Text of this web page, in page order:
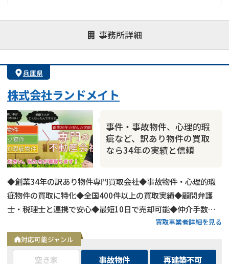
事務所詳細
対応が親身 オンライン面談可能
レスポンスが早い
1億円以上の買取可
兵庫県
株式会社ランドメイト
事件・事故物件、心理的瑕
疵など、訳あり物件の買取
なら34年の実績と信頼
◆創業34年の訳あり物件専門買取会社◆事故物件・心理的瑕
疵物件の買取に特化◆全国400件以上の買取実績◆顧問弁護
士・税理士と連携で安心◆最短10日で売却可能◆仲介手数
料・諸費用も会社負担◆不要物撤去費用も無料◆リースバック
にも対応◆現地調査・査定は無料
買取事業者詳細を見る
対応可能ジャンル
空き家 事故物件
再建築不可